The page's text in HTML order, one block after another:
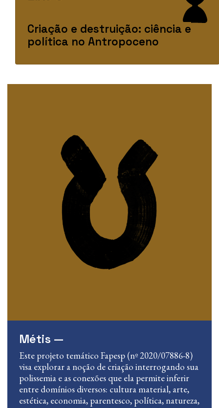
Criação e destruição: ciência e
política no Antropoceno
Métis —
Este projeto temático Fapesp (nº 2020/07886-8)
visa explorar a noção de criação interrogando sua
polissemia e as conexões que ela permite inferir
entre domínios diversos: cultura material, arte,
estética, economia, parentesco, política, natureza,